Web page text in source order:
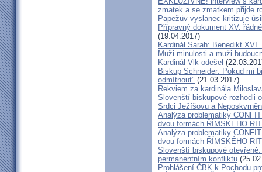
zmatek a se zmatkem přijde
Papežův vyslanec kritizuje
Přípravný dokument XV.
(19.04.2017)
Kardinál Sarah: Benedikt
Muži minulosti a muži
Kardinál Vlk odešel
Biskup Schneider: Pokud mi
odmítnout" (21.03.2017)
Rekviem za kardinála
Slovenští biskupové rozhodli
Srdci Ježíšovu a
Analýza problematiky
dvou formách ŘÍMSKEHO
Analýza problematiky
dvou formách ŘÍMSKÉHO
Slovenští biskupové
permanentním konfliktu
Prohlášení ČBK k Pochodu